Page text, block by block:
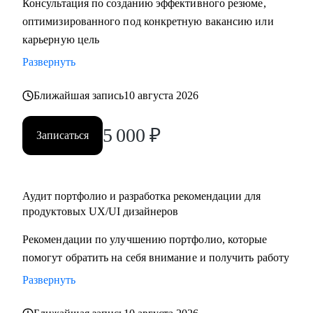
Консультация по созданию эффективного резюме,
оптимизированного под конкретную вакансию или
карьерную цель
Развернуть
Ближайшая запись10 августа 2026
Записаться 5 000 ₽
Аудит портфолио и разработка рекомендации для
продуктовых UX/UI дизайнеров
Рекомендации по улучшению портфолио, которые
помогут обратить на себя внимание и получить работу
Развернуть